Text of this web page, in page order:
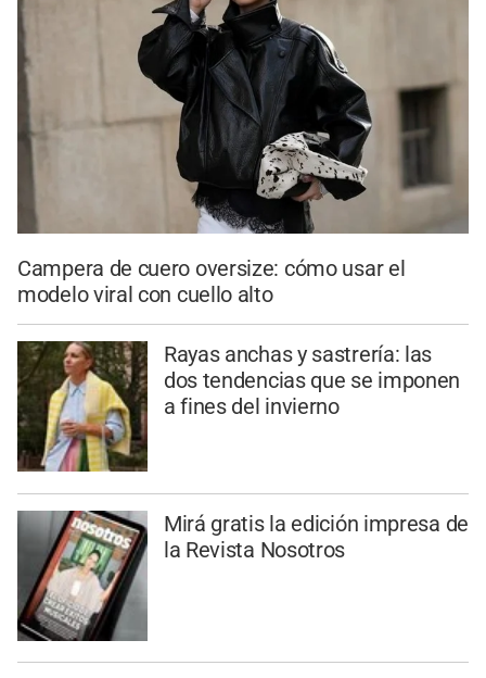
Campera de cuero oversize: cómo usar el
modelo viral con cuello alto
Rayas anchas y sastrería: las
dos tendencias que se imponen
a fines del invierno
Mirá gratis la edición impresa de
la Revista Nosotros